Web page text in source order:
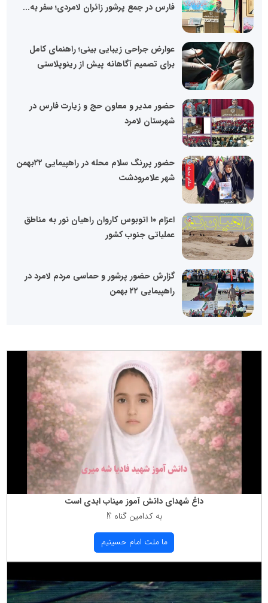
فارس در جمع پرشور زائران لامردی؛ سفر به...
عوارض جراحی زیبایی بینی؛ راهنمای کامل
برای تصمیم آگاهانه پیش از رینوپلاستی
حضور مدیر و معاون حج و زیارت فارس در
شهرستان لامرد
حضور پررنگ سلام محله در راهپیمایی ۲۲بهمن
شهر علامرودشت
اعزام ۱۰ اتوبوس کاروان راهیان نور به مناطق
عملیاتی جنوب کشور
گزارش حضور پرشور و حماسی مردم لامرد در
راهپیمایی ۲۲ بهمن
داغ شهدای دانش آموز میناب ابدی است
به كدامین گناه ؟!
ما ملت امام حسینیم